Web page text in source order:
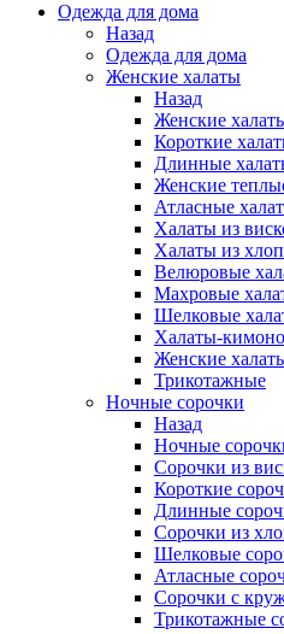
Одежда для дома
Назад
Одежда для дома
Женские халаты
Назад
Женские
Короткие
Длинные
Женские
Атласные
Халаты из
Халаты из
Велюровые
Махровые
Шелковые
Халаты-кимоно
Женские
Трикотажные
Ночные сорочки
Назад
Ночные
Сорочки из
Короткие
Длинные
Сорочки из
Шелковые
Атласные
Сорочки с
Трикотажные